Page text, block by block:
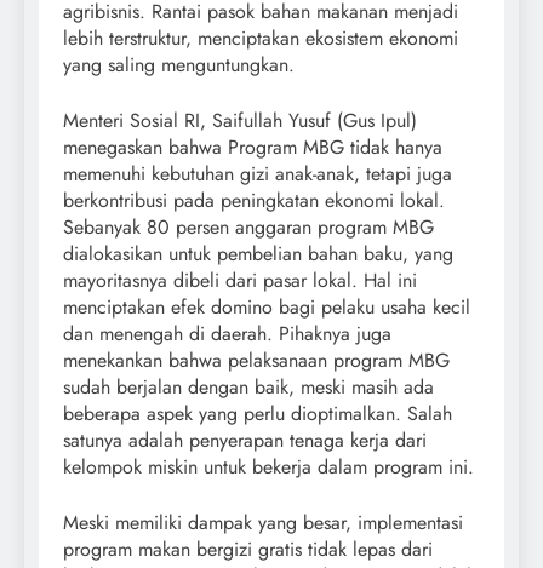
agribisnis. Rantai pasok bahan makanan menjadi
lebih terstruktur, menciptakan ekosistem ekonomi
yang saling menguntungkan.
Menteri Sosial RI, Saifullah Yusuf (Gus Ipul)
menegaskan bahwa Program MBG tidak hanya
memenuhi kebutuhan gizi anak-anak, tetapi juga
berkontribusi pada peningkatan ekonomi lokal.
Sebanyak 80 persen anggaran program MBG
dialokasikan untuk pembelian bahan baku, yang
mayoritasnya dibeli dari pasar lokal. Hal ini
menciptakan efek domino bagi pelaku usaha kecil
dan menengah di daerah. Pihaknya juga
menekankan bahwa pelaksanaan program MBG
sudah berjalan dengan baik, meski masih ada
beberapa aspek yang perlu dioptimalkan. Salah
satunya adalah penyerapan tenaga kerja dari
kelompok miskin untuk bekerja dalam program ini.
Meski memiliki dampak yang besar, implementasi
program makan bergizi gratis tidak lepas dari